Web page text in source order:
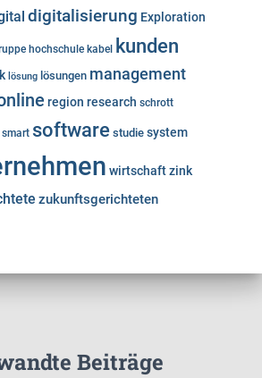
digitalisierung Exploration
hochschule kabel kunden
lösung lösungen management
region research schrott
smart software studie system
wirtschaftzink
zukunftsgerichteten
Beiträge